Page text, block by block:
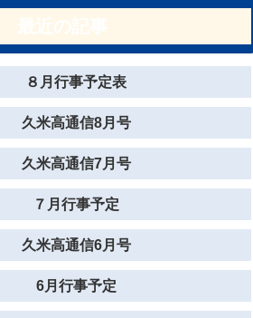
８月行事予定表
久米高通信8月号
久米高通信7月号
７月行事予定
久米高通信6月号
6月行事予定